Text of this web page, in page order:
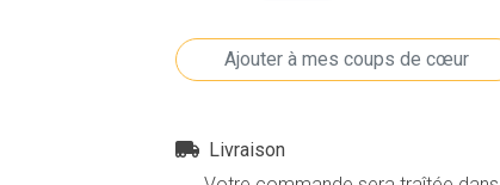
Livraison